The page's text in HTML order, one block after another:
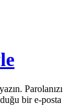
Parolanızı
bir e-posta